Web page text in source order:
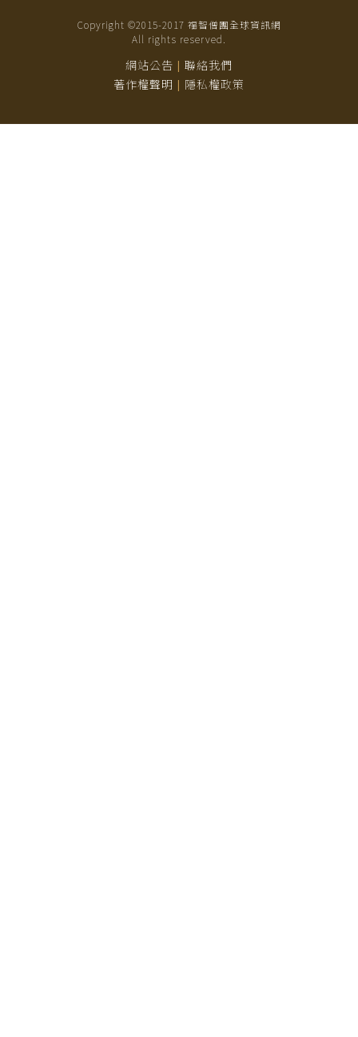
Copyright ©2015-2017 福智僧團全球資訊網
All rights reserved.
網站公告 | 聯絡我們
著作權聲明 | 隱私權政策